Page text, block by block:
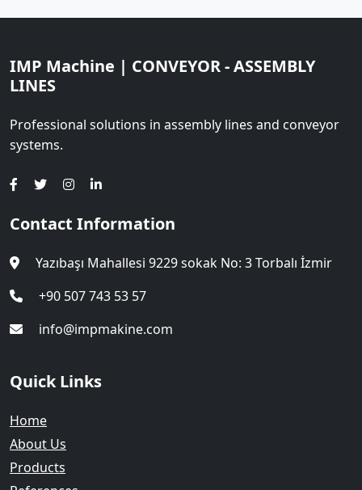
IMP Machine | CONVEYOR - ASSEMBLY
LINES
Professional solutions in assembly lines and conveyor
systems.
Contact Information
Yazıbaşı Mahallesi 9229 sokak No: 3 Torbalı İzmir
+90 507 743 53 57
info@impmakine.com
Quick Links
Home
About Us
Products